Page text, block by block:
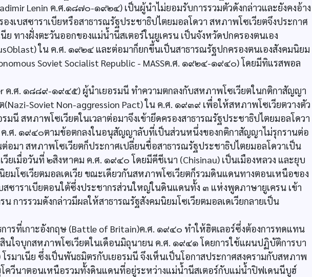
Lenin ค.ศ.๑๘๗๐-๑๙๒๔) เป็นผู้นำไม่ยอมรับการรวมตัวดังกล่าวและยังคงอ้าง
งเบสซาราเบียหรือสาธารณรัฐประชาธิปไตยมอลโดวา สหภาพโซเวียตจึงประกาศ
ทางฝั่งตะวันออกของแม่น้ำนีสเตอร์ในยูเครน เป็นจังหวัดปกครองตนเอง
ใน ค.ศ. ๑๙๒๔ และต่อมาก็ยกขึ้นเป็นสาธารณรัฐปกครองตนเองสังคมนิยม
Soviet Socialist Republic - MASSค.ศ. ๑๙๒๔-๑๙๔๐) โดยมีทิแรสพอล
ค.ศ. ๑๘๘๙-๑๙๔๕) ผู้นำเยอรมนี ทำความตกลงกับสหภาพโซเวียตในกติกาสัญญา
Soviet Non-aggression Pact) ใน ค.ศ. ๑๙๓๙ เพื่อให้สหภาพโซเวียตวางตัว
มนี สหภาพโซเวียตในเวลาต่อมาจึงเข้ายึดครองสาธารณรัฐประชาธิปไตยมอลโดวา
ค.ศ. ๑๙๔๐ตามข้อตกลงในอนุสัญญาลับที่เป็นส่วนหนึ่งของกติกาสัญญาไม่รุกรานต่อ
อมา สหภาพโซเวียตก็ประกาศเปลี่ยนชื่อสาธารณรัฐประชาธิปไตยมอลโดวาเป็น
วียเมื่อวันที่ ๒สิงหาคม ค.ศ. ๑๙๔๐ โดยมีคีชีเนา (Chisinau) เป็นเมืองหลวง และยุบ
ยมโซเวียตมอลเดเวีย ขณะเดียวกันสหภาพโซเวียตก็รวมดินแดนทางตอนเหนือของ
สซาราเบียตอนใต้ซึ่งประชากรส่วนใหญ่ในดินแดนทั้ง ๓ แห่งพูดภาษายูเครน เข้า
การรวมดังกล่าวมีผลให้สาธารณรัฐสังคมนิยมโซเวียตมอลเดเวียกลายเป็น
รที่เกาะอังกฤษ (Battle of Britain)ค.ศ. ๑๙๔๐ ทำให้ฮิตเลอร์ซึ่งต้องการทดแทน
นใจบุกสหภาพโซเวียตในเดือนมิถุนายน ค.ศ. ๑๙๔๑ โดยการใช้แผนปฏิบัติการบา
โรมาเนีย ซึ่งเป็นพันธมิตรกับเยอรมนี จึงเห็นเป็นโอกาสประกาศสงครามกับสหภาพ
โควีนาตอนเหนือรวมทั้งดินแดนที่อยู่ระหว่างแม่น้ำนีสเตอร์กับแม่น้ำปิฟเดนนีบูฮ์